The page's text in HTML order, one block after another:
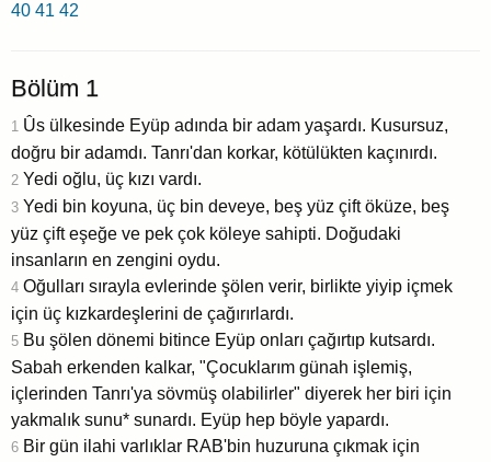
40 41 42
Bölüm 1
1 Ûs ülkesinde Eyüp adında bir adam yaşardı. Kusursuz,
doğru bir adamdı. Tanrı'dan korkar, kötülükten kaçınırdı.
2 Yedi oğlu, üç kızı vardı.
3 Yedi bin koyuna, üç bin deveye, beş yüz çift öküze, beş
yüz çift eşeğe ve pek çok köleye sahipti. Doğudaki
insanların en zengini oydu.
4 Oğulları sırayla evlerinde şölen verir, birlikte yiyip içmek
için üç kızkardeşlerini de çağırırlardı.
5 Bu şölen dönemi bitince Eyüp onları çağırtıp kutsardı.
Sabah erkenden kalkar, "Çocuklarım günah işlemiş,
içlerinden Tanrı'ya sövmüş olabilirler" diyerek her biri için
yakmalık sunu* sunardı. Eyüp hep böyle yapardı.
6 Bir gün ilahi varlıklar RAB'bin huzuruna çıkmak için